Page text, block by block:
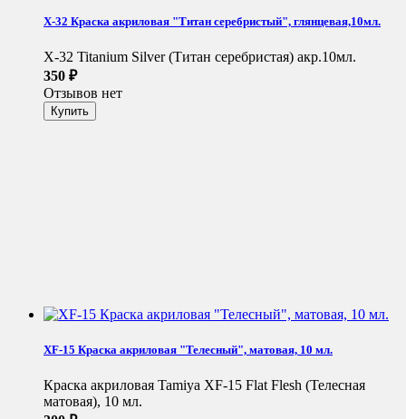
X-32 Краска акриловая "Титан серебристый", глянцевая,10мл.
X-32 Titanium Silver (Титан серебристая) акр.10мл.
350 ₽
Отзывов нет
XF-15 Краска акриловая "Телесный", матовая, 10 мл.
Краска акриловая Tamiya XF-15 Flat Flesh (Телесная
матовая), 10 мл.